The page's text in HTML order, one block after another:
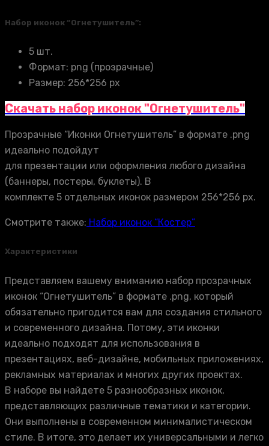
Набор иконок “Огнетушитель”:
5 шт.
Формат: png (прозрачные)
Размер: 256*256 px
Скачать набор иконок "Огнетушитель"
Прозрачные “Иконки Огнетушитель” в формате .png
идеально подойдут
для презентации или оформления любого дизайна
(баннеры, постеры, буклеты). В
комплекте 5 отдельных иконок размером 256*256 px.
Смотрите также: Набор иконок “Костер”
Характеристики
Представляем вашему вниманию набор прозрачных
иконок “Огнетушитель” в формате .png, который
обязательно пригодится вам для создания стильного
и современного дизайна. Потому, эти иконки
идеально подходят для использования в
презентациях, веб-дизайне, мобильных приложениях,
рекламных материалах и многих других проектах.
В наборе вы найдете 5 разнообразных иконок,
представляющих различные тематики и категории.
Они выполнены в современном минималистическом
стиле. В итоге, это делает их универсальными и легко